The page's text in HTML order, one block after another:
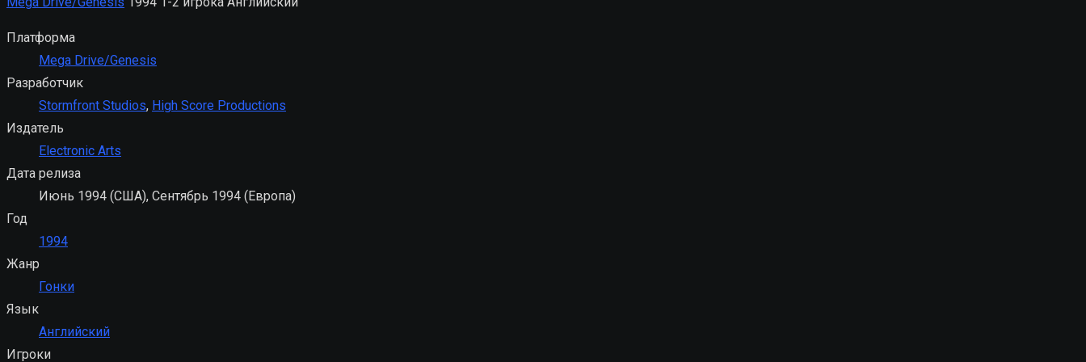
Платформа
Mega Drive/Genesis
Разработчик
Stormfront Studios, High Score Productions
Издатель
Electronic Arts
Дата релиза
Июнь 1994 (США), Сентябрь 1994 (Европа)
Год
1994
Жанр
Гонки
Язык
Английский
Игроки